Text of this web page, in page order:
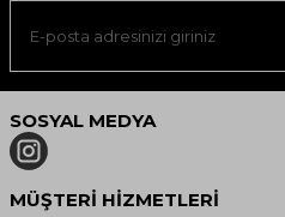
SOSYAL MEDYA
MÜŞTERI HIZMETLERI